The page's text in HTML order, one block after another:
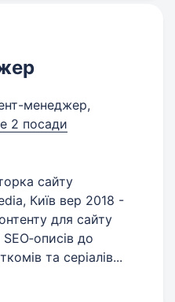
менеджер,
2 посади
сайту
Київ вер 2018 -
для сайту
до
та серіалів...